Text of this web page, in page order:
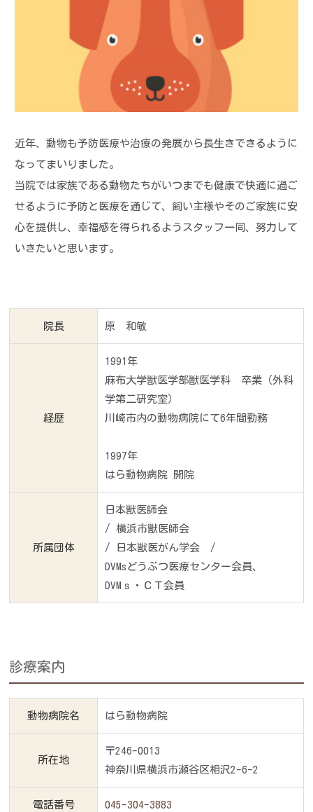
近年、動物も予防医療や治療の発展から長生きできるように
なってまいりました。
当院では家族である動物たちがいつまでも健康で快適に過ご
せるように予防と医療を通じて、飼い主様やそのご家族に安
心を提供し、幸福感を得られるようスタッフ一同、努力して
いきたいと思います。
院長 原 和敏
経歴
1991年
麻布大学獣医学部獣医学科 卒業（外科
学第二研究室）
川崎市内の動物病院にて6年間勤務
1997年
はら動物病院 開院
所属団体
日本獣医師会
/ 横浜市獣医師会
/ 日本獣医がん学会 /
DVMsどうぶつ医療センター会員、
DVMｓ・ＣＴ会員
診療案内
動物病院名 はら動物病院
所在地
〒246-0013
神奈川県横浜市瀬谷区相沢2-6-2
電話番号 045-304-3883